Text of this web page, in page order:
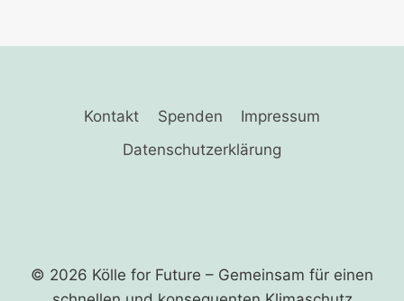
Kontakt Spenden
Impressum
Datenschutzerklärung
© 2026 Kölle for Future – Gemeinsam für einen